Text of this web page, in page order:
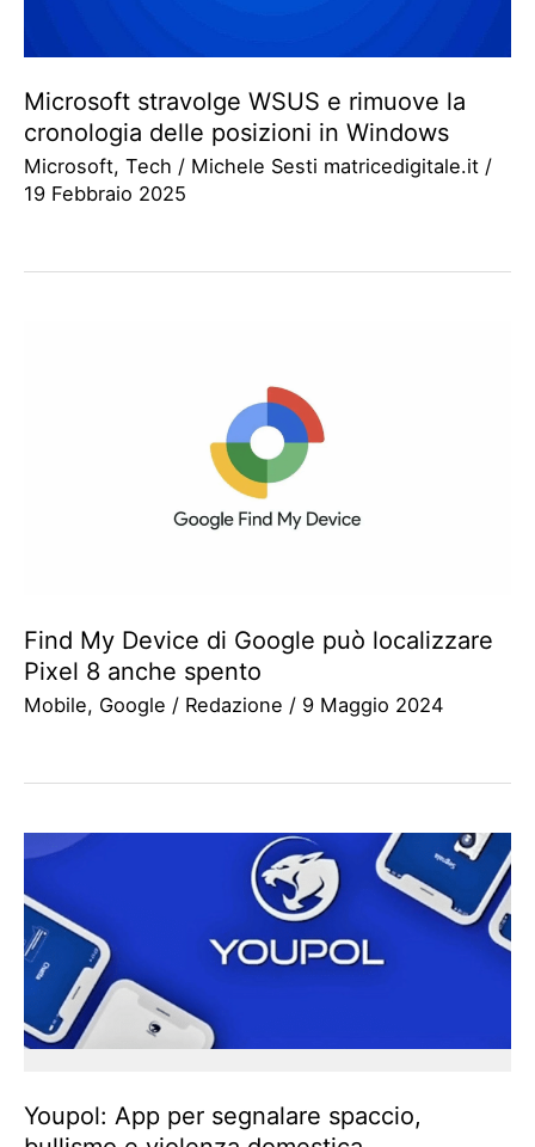
Microsoft stravolge WSUS e rimuove la
cronologia delle posizioni in Windows
Microsoft, Tech / Michele Sesti matricedigitale.it /
19 Febbraio 2025
Find My Device di Google può localizzare
Pixel 8 anche spento
Mobile, Google / Redazione / 9 Maggio 2024
Youpol: App per segnalare spaccio,